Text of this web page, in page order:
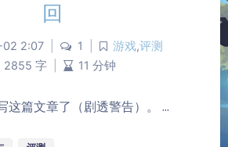
回
2:07 1 游戏,评测
2855 字
11 分钟
这篇文章了（剧透警告）。 ...